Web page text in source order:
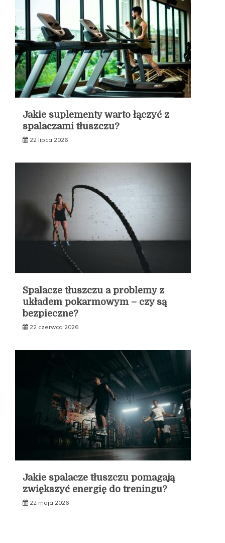
Jakie suplementy warto łączyć z
spalaczami tłuszczu?
22 lipca 2026
Spalacze tłuszczu a problemy z
układem pokarmowym – czy są
bezpieczne?
22 czerwca 2026
Jakie spalacze tłuszczu pomagają
zwiększyć energię do treningu?
22 maja 2026